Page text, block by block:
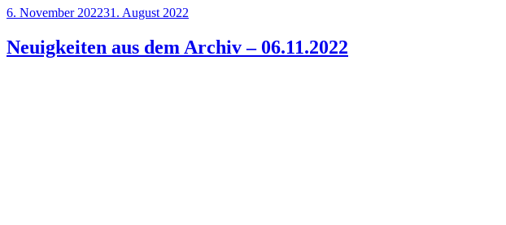
Veröffentlicht
6. November 202231. August 2022
Neuigkeiten aus dem Archiv – 06.11.2022